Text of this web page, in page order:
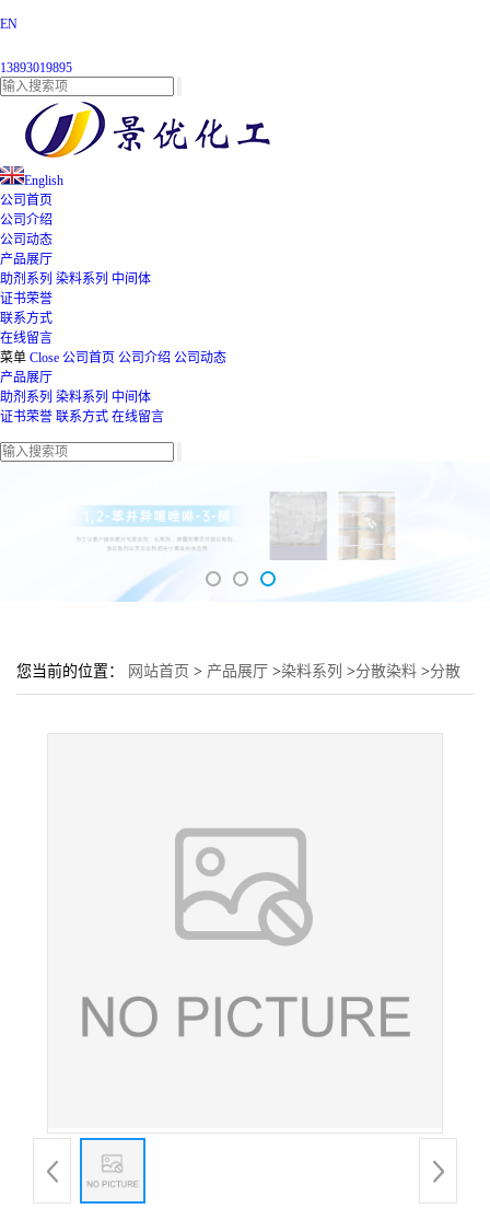
EN
13893019895
English
公司首页
公司介绍
公司动态
产品展厅
助剂系列 染料系列 中间体
证书荣誉
联系方式
在线留言
菜单 Close 公司首页 公司介绍 公司动态
产品展厅
助剂系列 染料系列 中间体
证书荣誉 联系方式 在线留言
您当前的位置： 网站首页 > 产品展厅 >染料系列 >分散染料 >分散